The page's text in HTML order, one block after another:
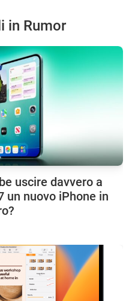
in Rumor
uscire davvero a
un nuovo iPhone in